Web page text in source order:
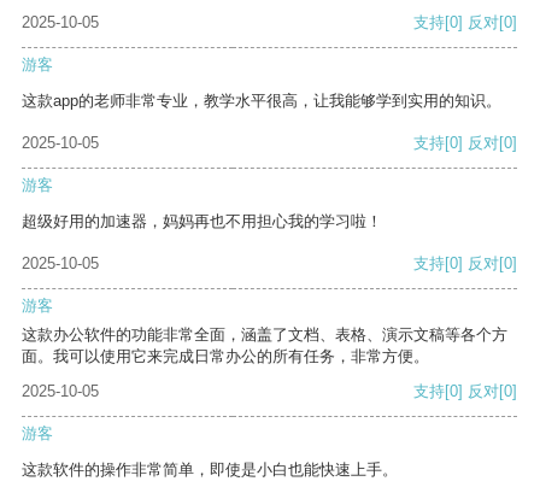
2025-10-05
支持[0] 反对[0]
游客
这款app的老师非常专业，教学水平很高，让我能够学到实用的知识。
2025-10-05 支持[0] 反对[0]
游客
超级好用的加速器，妈妈再也不用担心我的学习啦！
2025-10-05 支持[0] 反对[0]
游客
这款办公软件的功能非常全面，涵盖了文档、表格、演示文稿等各个方
面。我可以使用它来完成日常办公的所有任务，非常方便。
2025-10-05
支持[0] 反对[0]
游客
这款软件的操作非常简单，即使是小白也能快速上手。